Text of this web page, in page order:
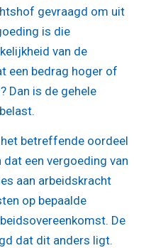
gevraagd om uit
is die
van de
een bedrag hoger of
Dan is de gehele
betreffende oordeel
een vergoeding van
aan arbeidskracht
op bepaalde
De
dat dit anders ligt.